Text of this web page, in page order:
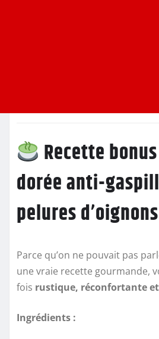
Recette
dorée anti-
pelures d’oignons
Parce qu’on ne pouvait pas
une vraie recette gourmande,
fois rustique, réconfortante
Ingrédients :